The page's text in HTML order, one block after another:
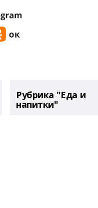
Рубрика "Еда и
напитки"